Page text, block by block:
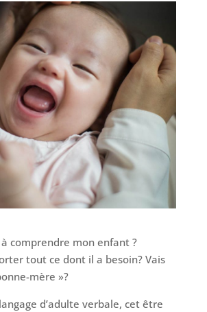
comprendre mon enfant ?
tout ce dont il a besoin? Vais
mère »?
d’adulte verbale, cet être